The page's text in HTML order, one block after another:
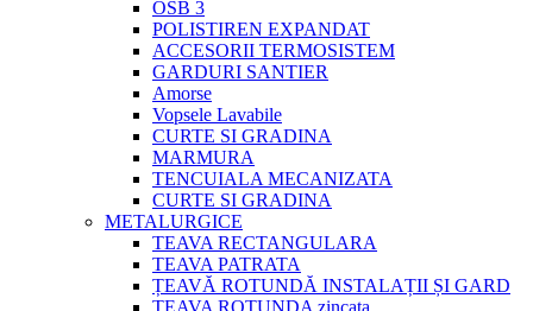
OSB 3
POLISTIREN EXPANDAT
ACCESORII TERMOSISTEM
GARDURI SANTIER
Amorse
Vopsele Lavabile
CURTE SI GRADINA
MARMURA
TENCUIALA MECANIZATA
CURTE SI GRADINA
METALURGICE
TEAVA RECTANGULARA
TEAVA PATRATA
ȚEAVĂ ROTUNDĂ INSTALAȚII ȘI GARD
TEAVA ROTUNDA zincata